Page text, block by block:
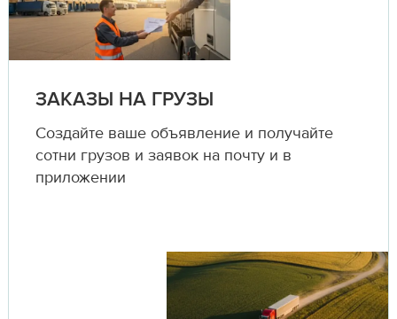
ЗАКАЗЫ НА ГРУЗЫ
Создайте ваше объявление и получайте
сотни грузов и заявок на почту и в
приложении